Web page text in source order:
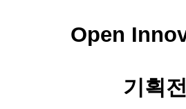
Open
기획전